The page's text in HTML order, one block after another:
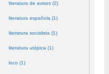
literatura de avisos (2)
literatura española (1)
literatura socialista (1)
literatura utópica (1)
loco (1)